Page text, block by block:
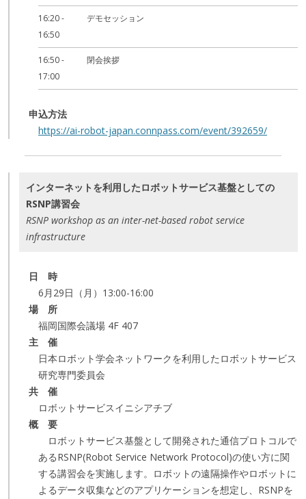
16:20 -
16:50
デモセッション
16:50 -
17:00
閉会挨拶
申込方法
https://ai-robot-japan.connpass.com/event/392659/
インターネットを利用したロボットサービス基盤としての
RSNP講習会
RSNP workshop as an inter-net-based robot service
infrastructure
日 時
6月29日（月）13:00-16:00
場 所
福岡国際会議場 4F 407
主 催
日本ロボット学会ネットワークを利用したロボットサービス
研究専門委員会
共 催
ロボットサービスイニシアチブ
概 要
ロボットサービス基盤として開発された通信プロトコルで
あるRSNP(Robot Service Network Protocol)の使い方に関
する講習会を実施します。ロボットの遠隔操作やロボットに
よるデータ収集などのアプリケーションを想定し、RSNPを